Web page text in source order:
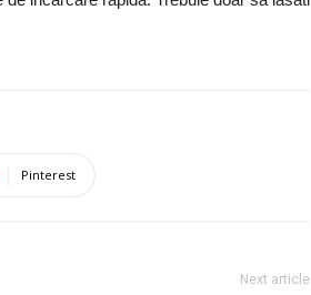
Pinterest
Next article